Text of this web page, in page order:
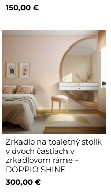
150,00 €
Zrkadlo na toaletný stolík
v dvoch častiach v
zrkadlovom ráme –
DOPPIO SHINE
300,00 €